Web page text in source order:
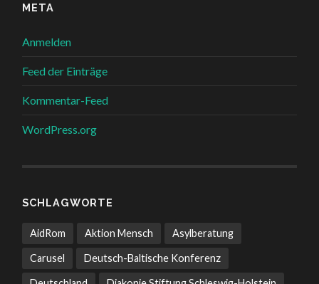
META
Anmelden
Feed der Einträge
Kommentar-Feed
WordPress.org
SCHLAGWORTE
AidRom Aktion Mensch Asylberatung
Carusel Deutsch-Baltische Konferenz